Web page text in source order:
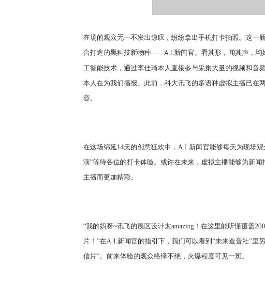
在场的观众无一不发出惊叹，纷纷拿出手机打卡拍照。这一
合打造的黑科技新物种——A.I.新闻官。看其形，闻其声，
工智能技术，通过李佳琦本人直接参与采集大量的视频和音
本人在为我们播报。 此前，科大讯飞的多语种虚拟主播已在
容。
在这场绵延14天的创意狂欢中，A.I.新闻官能够每天为现场
演”等待各位的打卡体验。或许在未来，虚拟主播能够为新
主播而更加精彩。
“我的妈呀~讯飞的展区设计太amazing！在这里能听懂覆盖
片！”在A.I.新闻官的指引下，我们可以看到 “未来造音社”里
信片”。前来体验的观众络绎不绝，火爆程度可见一斑。